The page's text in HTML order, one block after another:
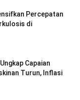
Percepatan
di
Capaian
Turun, Inflasi